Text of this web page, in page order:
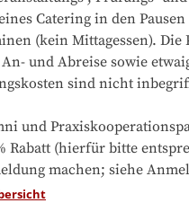
Catering in den Pausen
(kein Mittagessen). Die
und Abreise sowie
sind nicht
und
Rabatt (hierfür bitte
machen; siehe